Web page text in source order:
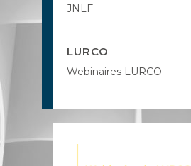
JNLF
LURCO
Webinaires LURCO